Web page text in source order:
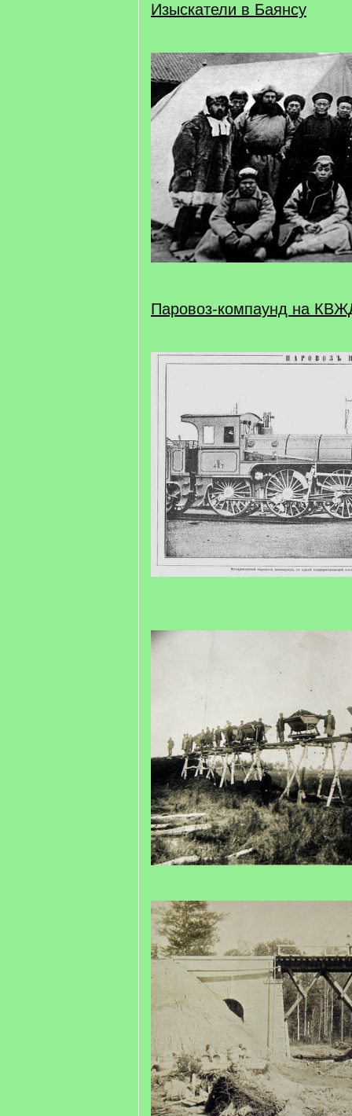
Изыскатели в Баянсу
Паровоз-компаунд на